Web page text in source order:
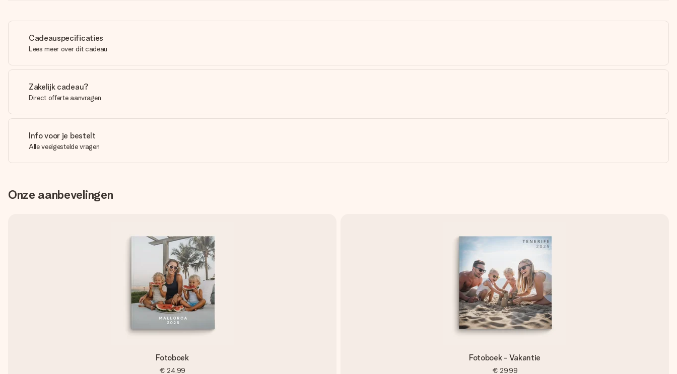
Cadeauspecificaties
Lees meer over dit cadeau
Zakelijk cadeau?
Direct offerte aanvragen
Info voor je bestelt
Alle veelgestelde vragen
Onze aanbevelingen
Fotoboek
€ 24,99
Fotoboek - Vakantie
€ 29,99